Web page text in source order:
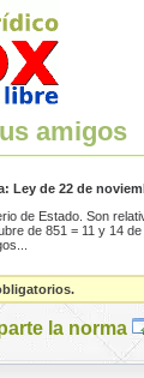
amigos
Ley de 22 de
de Estado. Son
de 851 = 11 y 14
la norma